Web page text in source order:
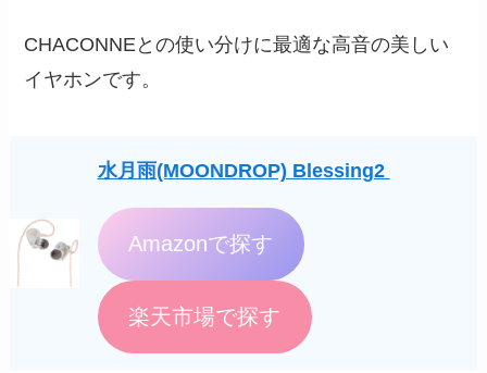
CHACONNEとの使い分けに最適な高音の美しい
イヤホンです。
水月雨(MOONDROP) Blessing2
Amazonで探す
楽天市場で探す